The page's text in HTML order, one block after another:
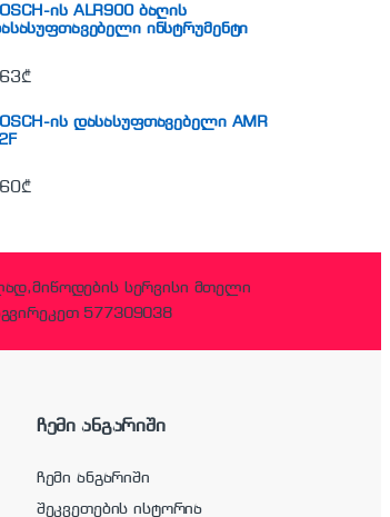
ის ALR900 ბაღის
ინსტრუმენტი
₾
ის დასასუფთავებელი AMR
₾
სერვისი მთელი
577309038
ჩემი ანგარიში
ჩემი ანგარიში
შეკვეთების ისტორია